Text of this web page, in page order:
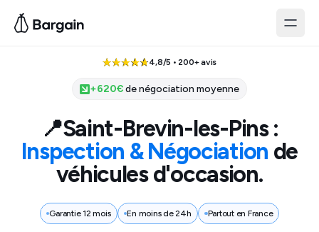
4,8/5 • 200+ avis
+620€de négociation moyenne
📍Saint-Brevin-les-Pins:
Inspection & Négociation de
véhicules d'occasion.
Garantie 12 mois En moins de 24h Partout en France